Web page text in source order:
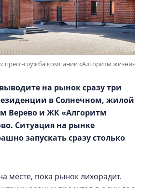
пресс-служба компании «Алгоритм жизни»
на рынок сразу три
в Солнечном, жилой
Верево и ЖК «Алгоритм
Ситуация на рынке
запускать сразу столько
месте, пока рынок лихорадит.